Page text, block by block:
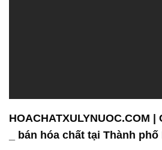
HOACHATXULYNUOC.COM
_ bán hóa chất tại Thành